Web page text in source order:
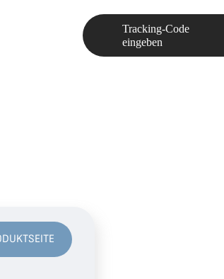
Tracking-Code
eingeben